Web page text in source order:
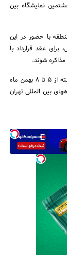
نمایشگاه بین
با حضور در این
عقد قرارداد با
مذاکره شوند.
هشتمین نمایشگاه بین المللی در و پنجره و صنایع وابسته از ۵ تا ۸ بهمن ماه
نمایشگاههای بین المللی تهران